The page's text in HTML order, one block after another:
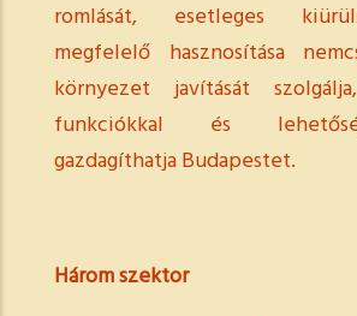
romlását, esetleges
megfelelő hasznosítása
környezet javítását
funkciókkal és
gazdagíthatja Budapestet.
Három szektor